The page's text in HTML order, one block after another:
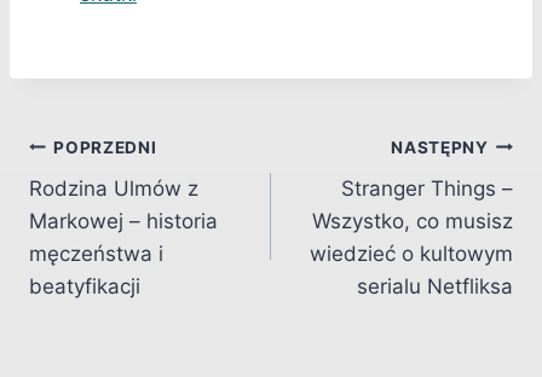
Nawigacja
wpisu
POPRZEDNI
Rodzina Ulmów z
Markowej – historia
męczeństwa i
beatyfikacji
NASTĘPNY
Stranger Things –
Wszystko, co musisz
wiedzieć o kultowym
serialu Netfliksa